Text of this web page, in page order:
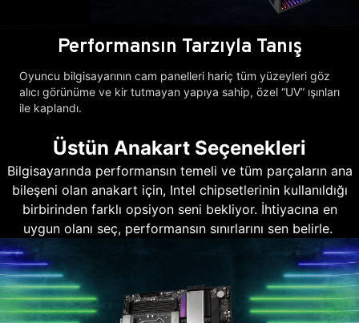
Performansın Tarzıyla Tanış
Oyuncu bilgisayarının cam panelleri hariç tüm yüzeyleri göz
alıcı görünüme ve kir tutmayan yapıya sahip, özel “UV” ışınları
ile kaplandı.
Üstün Anakart Seçenekleri
Bilgisayarında performansın temeli ve tüm parçaların ana
bileşeni olan anakart için, Intel chipsetlerinin kullanıldığı
birbirinden farklı opsiyon seni bekliyor. İhtiyacına en
uygun olanı seç, performansın sınırlarını sen belirle.